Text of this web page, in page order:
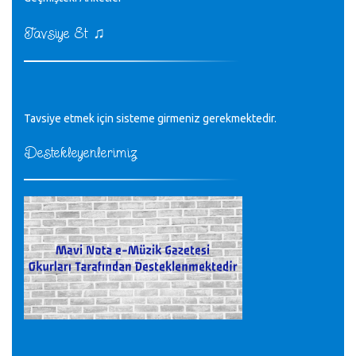
♪
CÜNEYT BALKIZ - 15.11.2022
Tavsiye Et ♫
Tavsiye etmek için sisteme girmeniz gerekmektedir.
Destekleyenlerimiz